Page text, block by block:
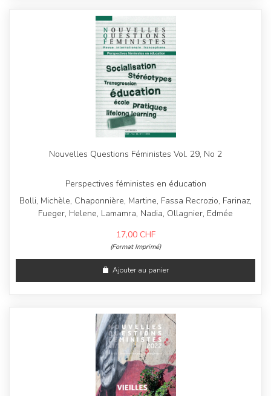
Nouvelles Questions Féministes Vol. 29, No 2
Perspectives féministes en éducation
Bolli, Michèle, Chaponnière, Martine, Fassa Recrozio, Farinaz,
Fueger, Helene, Lamamra, Nadia, Ollagnier, Edmée
17,00 CHF
(Format Imprimé)
Ajouter au panier